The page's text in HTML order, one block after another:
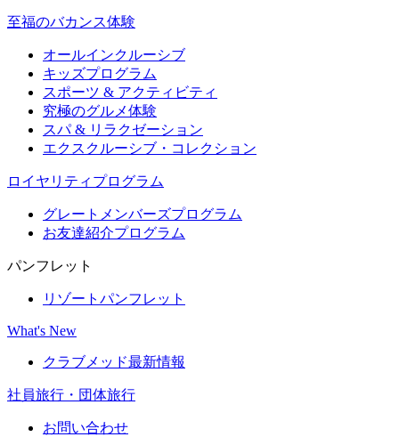
至福のバカンス体験
オールインクルーシブ
キッズプログラム
スポーツ & アクティビティ​
究極のグルメ体験
スパ & リラクゼーション
エクスクルーシブ・コレクション
ロイヤリティプログラム
グレートメンバーズプログラム
お友達紹介プログラム
パンフレット
リゾートパンフレット
What's New
クラブメッド最新情報
社員旅行・団体旅行
お問い合わせ